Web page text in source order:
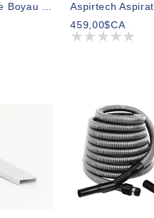
Ensemble De Luxe Boyau 50 Pieds Et Accessoires Poignée On/Off (avec Barrure)
459,00$CA